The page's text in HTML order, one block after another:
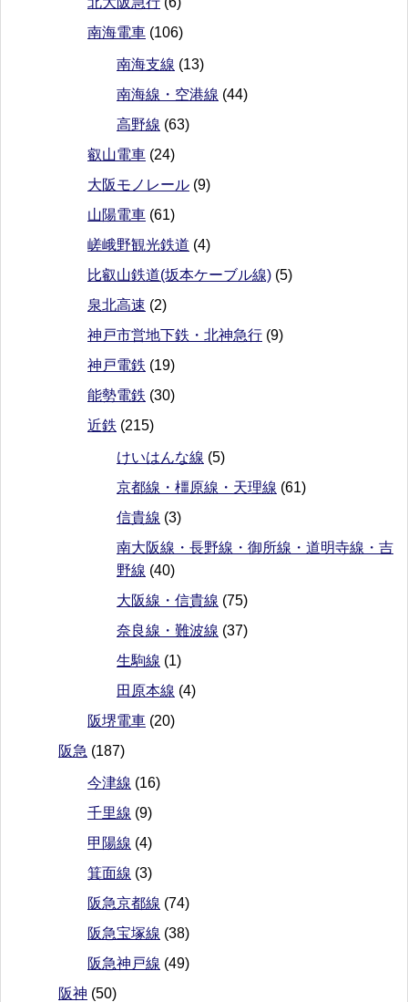
南海電車 (106)
南海支線 (13)
南海線・空港線 (44)
高野線 (63)
叡山電車 (24)
大阪モノレール (9)
山陽電車 (61)
嵯峨野観光鉄道 (4)
比叡山鉄道(坂本ケーブル線) (5)
泉北高速 (2)
神戸市営地下鉄・北神急行 (9)
神戸電鉄 (19)
能勢電鉄 (30)
近鉄 (215)
けいはんな線 (5)
京都線・橿原線・天理線 (61)
信貴線 (3)
南大阪線・長野線・御所線・道明寺線・吉
野線 (40)
大阪線・信貴線 (75)
奈良線・難波線 (37)
生駒線 (1)
田原本線 (4)
阪堺電車 (20)
阪急 (187)
今津線 (16)
千里線 (9)
甲陽線 (4)
箕面線 (3)
阪急京都線 (74)
阪急宝塚線 (38)
阪急神戸線 (49)
阪神 (50)